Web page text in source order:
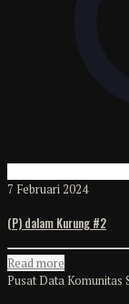
7 Februari 2024
(P) dalam Kurung #2
Read more
Pusat Data Komunitas